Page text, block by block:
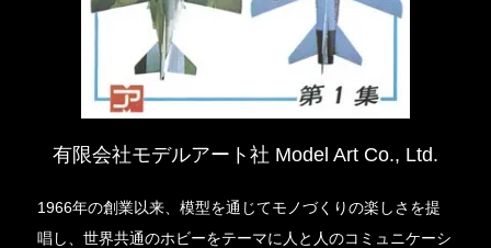
有限会社モデルアート社 Model Art Co., Ltd.
1966年の創業以来、模型を通じてモノづくりの楽しさを提
唱し、世界共通のホビーをテーマに人と人のコミュニケーシ